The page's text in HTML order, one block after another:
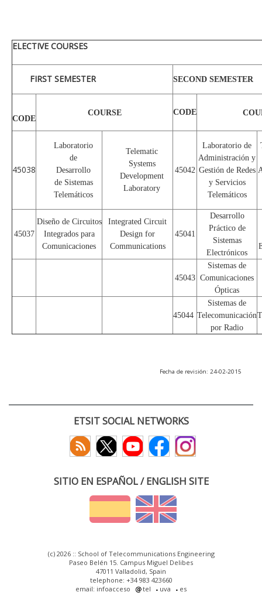
ELECTIVE COURSES
FIRST SEMESTER SECOND SEMESTER
CODE
COURSE CODE
45038
Laboratorio
de
Desarrollo
de Sistemas
Telemáticos
Telematic
Systems
Development
Laboratory
45042
Laboratorio de
Administración y
Gestión de Redes
y Servicios
Telemáticos
45037
Diseño de Circuitos
Integrados para
Comunicaciones
Integrated Circuit
Design for
Communications
45041
Desarrollo
Práctico de
Sistemas
Electrónicos
45043
Sistemas de
Comunicaciones
Ópticas
45044
Sistemas de
Telecomunicación
por Radio
Fecha de revisión: 24-02-2015
ETSIT SOCIAL NETWORKS
SITIO EN ESPAÑOL / ENGLISH SITE
(c) 2026 :: School of Telecommunications Engineering
Paseo Belén 15. Campus Miguel Delibes
47011 Valladolid, Spain
telephone: +34 983 423660
email: infoacceso
tel uva es